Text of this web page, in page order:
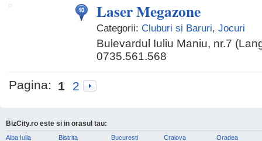
Laser Megazone
Categorii: Cluburi si Baruri, Jocuri
Bulevardul Iuliu Maniu, nr.7
0735.561.568
Pagina: 1 2
BizCity.ro este si in orasul tau:
Alba Iulia Bistrita Bucuresti Craiova Oradea